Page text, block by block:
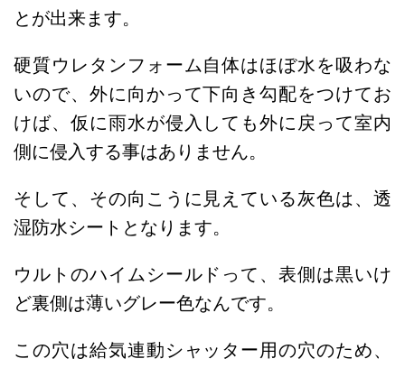
とが出来ます。
硬質ウレタンフォーム自体はほぼ水を吸わな
いので、外に向かって下向き勾配をつけてお
けば、仮に雨水が侵入しても外に戻って室内
側に侵入する事はありません。
そして、その向こうに見えている灰色は、透
湿防水シートとなります。
ウルトのハイムシールドって、表側は黒いけ
ど裏側は薄いグレー色なんです。
この穴は給気連動シャッター用の穴のため、